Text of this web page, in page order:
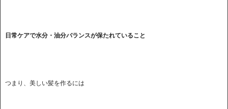
日常ケアで水分・油分バランスが保たれていること
つまり、美しい髪を作るには